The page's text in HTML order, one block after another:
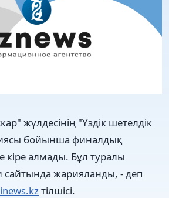
жүлдесінің "Үздік шетелдік
бойынша финалдық
кіре алмады. Бұл туралы
жарияланды, - деп
тілшісі.